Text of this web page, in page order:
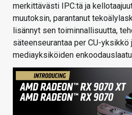
merkittävästi IPC:tä ja
muutoksin, parantanut
lisännyt sen toiminnallisuutta,
säteenseurantaa per CU-yksikkö
mediayksiköiden